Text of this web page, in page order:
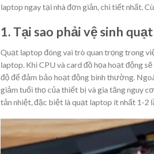
laptop ngay tại nhà đơn giản, chi tiết nhất.
1. Tại sao phải vệ sinh
Quạt laptop đóng vai trò quan trọng trong
laptop. Khi CPU và card đồ họa hoạt động
độ để đảm bảo hoạt động bình thường.
giảm tuổi thọ của thiết bị và gia tăng nguy
tản nhiệt, đặc biệt là quạt laptop ít nhất 1-2